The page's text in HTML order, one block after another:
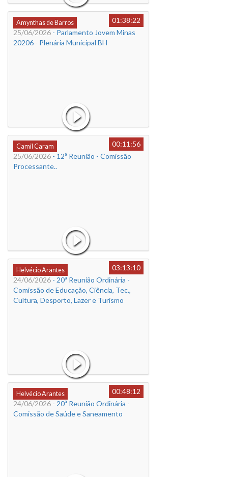
Amynthas de Barros
01:38:22
25/06/2026 - Parlamento Jovem Minas
20206 - Plenária Municipal BH
Camil Caram
00:11:56
25/06/2026 - 12ª Reunião - Comissão
Processante..
Helvécio Arantes
03:13:10
24/06/2026 - 20ª Reunião Ordinária -
Comissão de Educação, Ciência, Tec.,
Cultura, Desporto, Lazer e Turismo
Helvécio Arantes
00:48:12
24/06/2026 - 20ª Reunião Ordinária -
Comissão de Saúde e Saneamento